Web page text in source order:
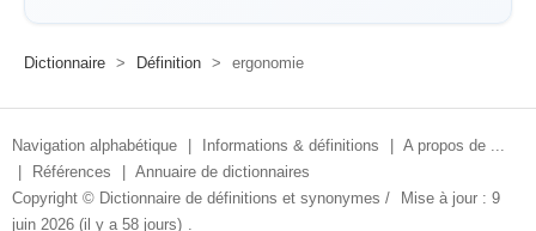
Dictionnaire > Définition > ergonomie
Navigation alphabétique Informations & définitions
A propos de ...
Références
Annuaire de dictionnaires
Copyright © Dictionnaire de définitions et synonymes /
Mise à jour : 9
juin 2026 (il y a 58 jours) .